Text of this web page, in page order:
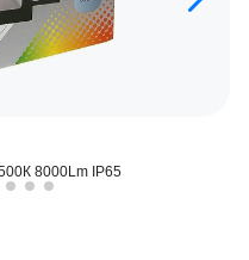
8000Lm IP65